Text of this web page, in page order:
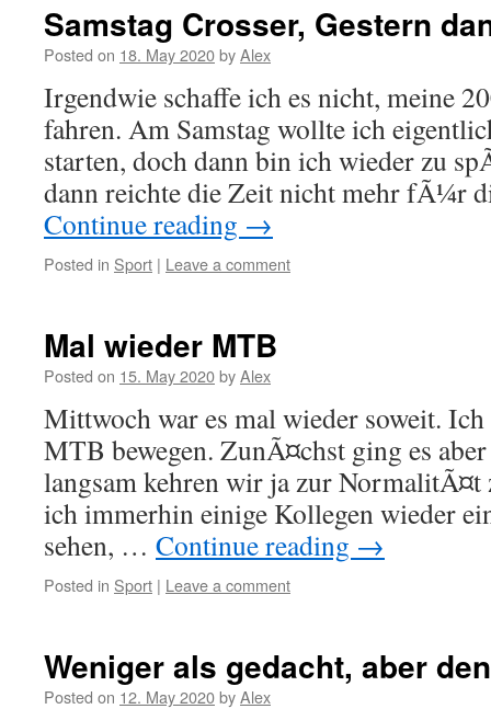
Samstag Crosser, Gestern
Posted on 18. May 2020byAlex
Irgendwie schaffe ich es nicht, meine
fahren. Am Samstag wollte ich
starten, doch dann bin ich wieder zu
dann reichte die Zeit nicht mehr fÃ¼r
Continue reading →
Posted in Sport | Leave a comment
Mal wieder MTB
Posted on 15. May 2020byAlex
Mittwoch war es mal wieder soweit.
MTB bewegen. ZunÃ¤chst ging es
langsam kehren wir ja zur
ich immerhin einige Kollegen wieder
sehen, … Continue reading →
Posted in Sport | Leave a comment
Weniger als gedacht, aber
Posted on 12. May 2020byAlex